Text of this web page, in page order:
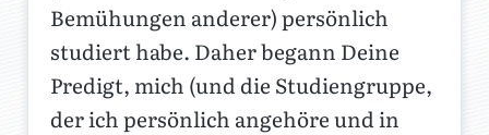
Bemühungen anderer) persönlich
studiert habe. Daher begann Deine
Predigt, mich (und die Studiengruppe,
der ich persönlich angehöre und in